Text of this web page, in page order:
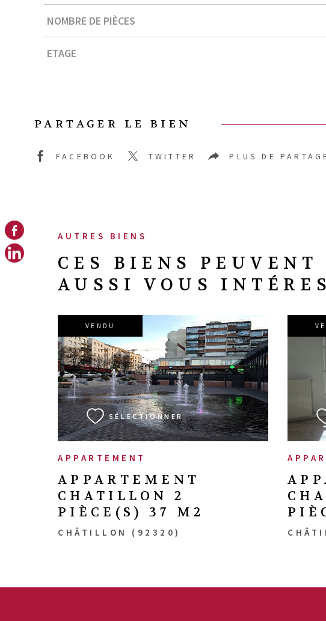
NOMBRE DE PIÈCES
ETAGE
PARTAGER LE BIEN
FACEBOOK TWITTER PLUS DE
AUTRES BIENS
CES BIENS PEUVENT
AUSSI VOUS
APPARTEMENT
APPARTEMENT
CHATILLON 2
PIÈCE(S) 37 M2
CHÂTILLON (92320)
VENDU
SÉLECTIONNER
VOIR LE BIEN